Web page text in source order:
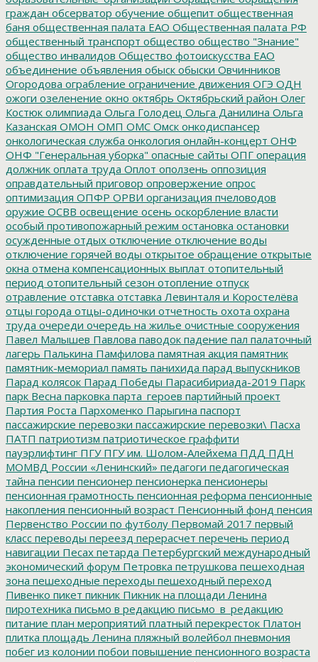
граждан обсерватор обучение общепит общественная
баня общественная палата ЕАО Общественная палата РФ
общественный транспорт общество общество "Знание"
общество инвалидов Общество фотоискусства ЕАО
объединение объявления обыск обыски Овчинников
Огородова ограбление ограничение движения ОГЭ ОДН
ожоги озеленение окно октябрь Октябрьский район Олег
Костюк олимпиада Ольга Голодец Ольга Данилина Ольга
Казанская ОМОН ОМП ОМС Омск онкодиспансер
онкологическая служба онкология онлайн-концерт ОНФ
ОНФ "Генеральная уборка" опасные сайты ОПГ операция
должник оплата труда Оплот оползень оппозиция
оправдательный приговор опровержение опрос
оптимизация ОПФР ОРВИ организация пчеловодов
оружие ОСВВ освещение осень оскорбление власти
особый противопожарный режим остановка остановки
осужденные отдых отключение отключение воды
отключение горячей воды открытое обращение открытые
окна отмена компенсационных выплат отопительный
период отопительный сезон отопление отпуск
отравление отставка отставка Левинталя и Коростелёва
отцы города отцы-одиночки отчетность охота охрана
труда очереди очередь на жилье очистные сооружения
Павел Малышев Павлова паводок падение пал палаточный
лагерь Палькина Памфилова памятная акция памятник
памятник-мемориал память панихида парад выпускников
Парад колясок Парад Победы Парасибириада-2019 Парк
парк Весна парковка парта_героев партийный проект
Партия Роста Пархоменко Парыгина паспорт
пассажирские перевозки пассажирские перевозки\ Пасха
ПАТП патриотизм патриотическое граффити
пауэрлифтинг ПГУПГУ им. Шолом-Алейхема ПДД ПДН
МОМВД России «Ленинский» педагоги педагогическая
тайна пенсии пенсионер пенсионерка пенсионеры
пенсионная грамотность пенсионная реформа пенсионные
накопления пенсионный возраст Пенсионный фонд пенсия
Первенство России по футболу Первомай 2017 первый
класс переводы переезд перерасчет перечень период
навигации Песах петарда Петербургский международный
экономический форум Петровка петрушкова пешеходная
зона пешеходные переходы пешеходный переход
Пивенко пикет пикник Пикник на площади Ленина
пиротехника письмо в редакцию письмо_в_редакцию
питание план мероприятий платный перекресток Платон
плитка площадь Ленина пляжный волейбол пневмония
побег из колонии побои повышение пенсионного возраста